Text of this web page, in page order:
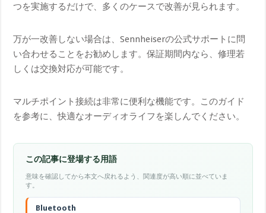
つを実施するだけで、多くのケースで改善が見られます。
万が一改善しない場合は、Sennheiserの公式サポートに問
い合わせることをお勧めします。保証期間内なら、修理若
しくは交換対応が可能です。
マルチポイント接続は非常に便利な機能です。このガイド
を参考に、快適なオーディオライフを楽しんでください。
この記事に登場する用語
意味を確認してから本文へ戻れるよう、関連度が高い順に並べていま
す。
Bluetooth